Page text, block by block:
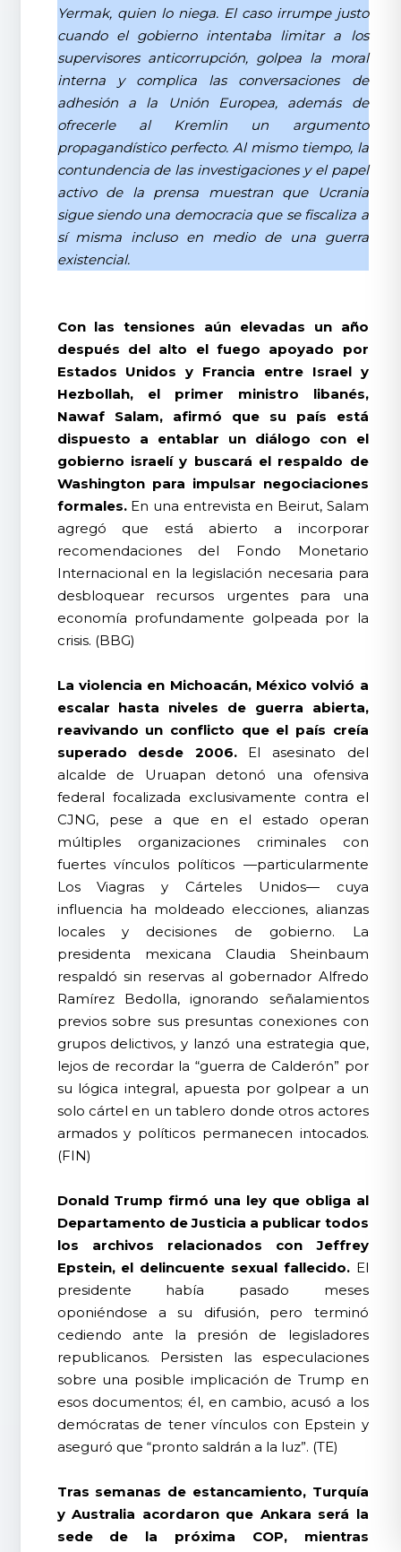
Yermak, quien lo niega. El caso irrumpe justo
cuando el gobierno intentaba limitar a los
supervisores anticorrupción, golpea la moral
interna y complica las conversaciones de
adhesión a la Unión Europea, además de
ofrecerle al Kremlin un argumento
propagandístico perfecto. Al mismo tiempo, la
contundencia de las investigaciones y el papel
activo de la prensa muestran que Ucrania
sigue siendo una democracia que se fiscaliza a
sí misma incluso en medio de una guerra
existencial.
Con las tensiones aún elevadas un año
después del alto el fuego apoyado por
Estados Unidos y Francia entre Israel y
Hezbollah, el primer ministro libanés,
Nawaf Salam, afirmó que su país está
dispuesto a entablar un diálogo con el
gobierno israelí y buscará el respaldo de
Washington para impulsar negociaciones
formales.En una entrevista en Beirut, Salam
agregó que está abierto a incorporar
recomendaciones del Fondo Monetario
Internacional en la legislación necesaria para
desbloquear recursos urgentes para una
economía profundamente golpeada por la
crisis. (BBG)
La violencia en Michoacán, México volvió a
escalar hasta niveles de guerra abierta,
reavivando un conflicto que el país creía
superado desde 2006.El asesinato del
alcalde de Uruapan detonó una ofensiva
federal focalizada exclusivamente contra el
CJNG, pese a que en el estado operan
múltiples organizaciones criminales con
fuertes vínculos políticos —particularmente
Los Viagras y Cárteles Unidos— cuya
influencia ha moldeado elecciones, alianzas
locales y decisiones de gobierno. La
presidenta mexicana Claudia Sheinbaum
respaldó sin reservas al gobernador Alfredo
Ramírez Bedolla, ignorando señalamientos
previos sobre sus presuntas conexiones con
grupos delictivos, y lanzó una estrategia que,
lejos de recordar la “guerra de Calderón” por
su lógica integral, apuesta por golpear a un
solo cártel en un tablero donde otros actores
armados y políticos permanecen intocados.
(FIN)
Donald Trump firmó una ley que obliga al
Departamento de Justicia a publicar todos
los archivos relacionados con Jeffrey
Epstein, el delincuente sexual fallecido.El
presidente había pasado meses
oponiéndose a su difusión, pero terminó
cediendo ante la presión de legisladores
republicanos. Persisten las especulaciones
sobre una posible implicación de Trump en
esos documentos; él, en cambio, acusó a los
demócratas de tener vínculos con Epstein y
aseguró que “pronto saldrán a la luz”. (TE)
Tras semanas de estancamiento, Turquía
y Australia acordaron que Ankara será la
sede de la próxima COP, mientras